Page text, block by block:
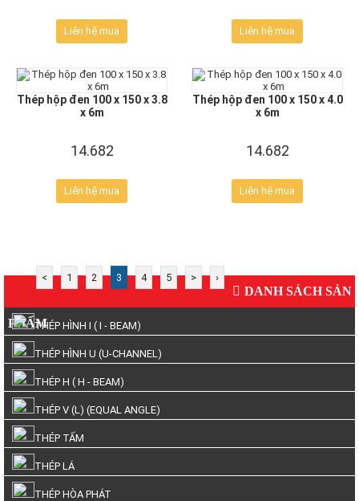
Liên hệ mua Liên hệ mua
Thép hộp đen 100 x 150 x 3.8
x 6m
14.682
Liên hệ mua
Thép hộp đen 100 x 150 x 4.0
x 6m
14.682
Liên hệ mua
< 1 2 3 4 5 > ›
DANH SÁCH SẢN
PHẨMTHÉP HÌNH I ( I - BEAM)
THÉP HÌNH U (U-CHANNEL)
THÉP H ( H - BEAM)
THÉP V (L) (EQUAL ANGLE)
THÉP TẤM
THÉP LÁ
THÉP HÒA PHÁT